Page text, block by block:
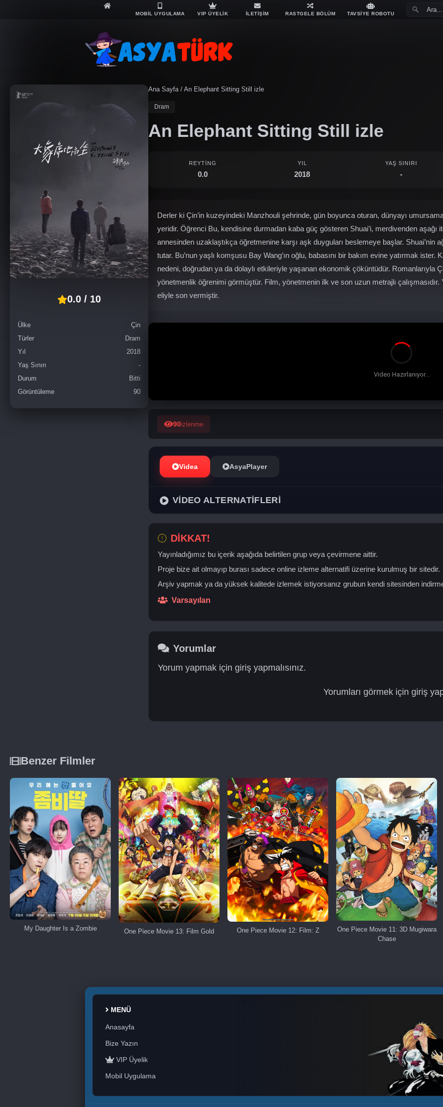
MOBİL UYGULAMA VIP ÜYELİK İLETİŞİM RASTGELE BÖLÜM TAVSİYE ROBOTU
0.0 / 10
Ülke
Çin
Türler
Dram
Yıl
2018
Yaş Sınırı
-
Durum
Bitti
Görüntüleme
90
Ana Sayfa/ An Elephant Sitting Still izle
Dram
An Elephant Sitting Still izle
REYTING
0.0
YIL
2018
YAŞ SINIRI
-
Derler ki Çin’in kuzeyindeki Manzhouli şehrinde, gün boyunca oturan, dünyayı
yeridir. Öğrenci Bu, kendisine durmadan kaba güç gösteren Shuai’i, merdivenden aşağı
annesinden uzaklaştıkça öğretmenine karşı aşk duyguları beslemeye başlar. Shuai’nin
tutar. Bu’nun yaşlı komşusu Bay Wang’ın oğlu, babasını bir bakım evine yatırmak ister.
nedeni, doğrudan ya da dolaylı etkileriyle yaşanan ekonomik çöküntüdür. Romanlarıyla
yönetmenlik öğrenimi görmüştür. Film, yönetmenin ilk ve son uzun metrajlı
eliyle son vermiştir.
90izlenme
Videa AsyaPlayer
VİDEO ALTERNATİFLERİ
DİKKAT!
Yayınladığımız bu içerik aşağıda belirtilen grup veya çevirmene aittir.
Proje bize ait olmayıp burası sadece online izleme alternatifi üzerine kurulmuş bir sitedir.
Arşiv yapmak ya da yüksek kalitede izlemek istiyorsanız grubun kendi sitesinden
Varsayılan
Yorumlar
Yorum yapmak için giriş yapmalısınız.
Yorumları görmek için giriş
Benzer Filmler
My Daughter Is a Zombie One Piece Movie 13: Film Gold One Piece Movie 12: Film: Z
One Piece Movie 11: 3D Mugiwara
Chase
MENÜ
Anasayfa
Bize Yazın
VIP Üyelik
Mobil Uygulama